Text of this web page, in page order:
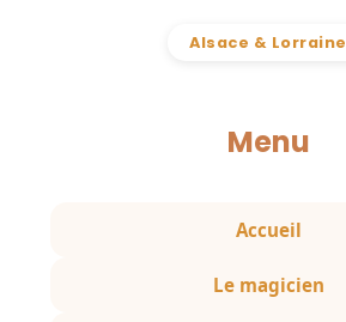
Alsace & Lorraine
Menu
Accueil
Le magicien